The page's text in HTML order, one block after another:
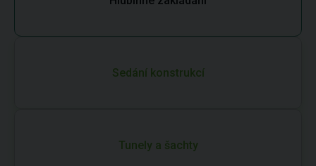
Sedání konstrukcí
Tunely a šachty